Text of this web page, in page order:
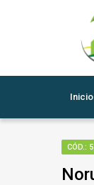
Inicio
CÓD.: